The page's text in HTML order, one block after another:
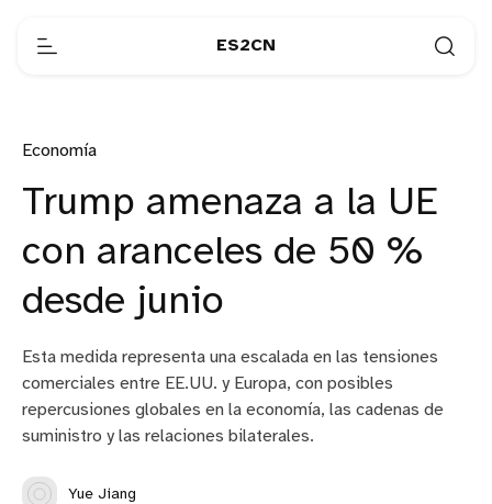
ES2CN
Economía
Trump amenaza a la UE
con aranceles de 50 %
desde junio
Esta medida representa una escalada en las tensiones
comerciales entre EE.UU. y Europa, con posibles
repercusiones globales en la economía, las cadenas de
suministro y las relaciones bilaterales.
Yue Jiang